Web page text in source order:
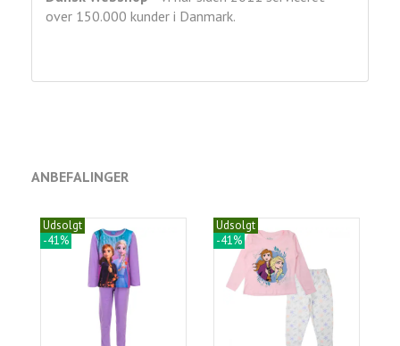
over 150.000 kunder i Danmark.
ANBEFALINGER
Udsolgt
-41%
Udsolgt
-41%